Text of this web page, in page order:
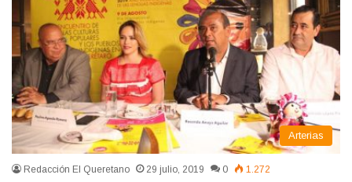
Arterias
Redacción El Queretano 29 julio, 2019 0 1.272